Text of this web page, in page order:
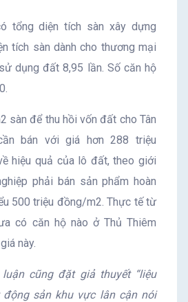
tổng diện tích sàn xây dựng
tích sàn dành cho thương mại
dụng đất 8,95 lần. Số căn hộ
sàn để thu hồi vốn đất cho Tân
bán với giá hơn 288 triệu
hiệu quả của lô đất, theo giới
phải bán sản phẩm hoàn
500 triệu đồng/m2. Thực tế từ
có căn hộ nào ở Thủ Thiêm
này.
cũng đặt giả thuyết “liệu
sản khu vực lân cận nói